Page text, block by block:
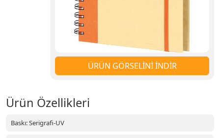
ÜRÜN GÖRSELİNİ İNDİR
Ürün Özellikleri
Baskı: Serigrafi-UV